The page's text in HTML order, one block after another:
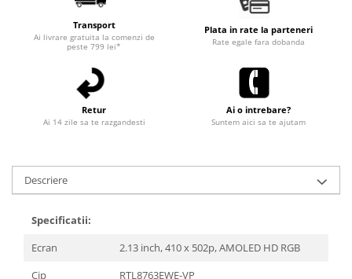
Transport
Ai livrare gratuita la comenzi de
peste 799 lei*
Plata in rate la parteneri
Rate egale fara dobanda
Retur
Ai 14 zile sa te razgandesti
Ai o intrebare?
Suntem aici sa te ajutam
Descriere
Specificatii:
Ecran
2.13 inch, 410x 502p, AMOLED HD RGB
Cip
RTL8763EWE-VP